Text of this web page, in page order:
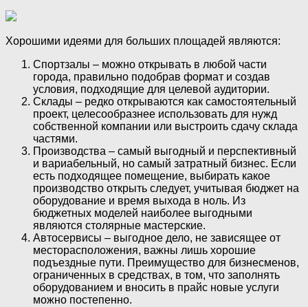
Хорошими идеями для больших площадей являются:
Спортзалы – можно открывать в любой части
города, правильно подобрав формат и создав
условия, подходящие для целевой аудитории.
Склады – редко открываются как самостоятельный
проект, целесообразнее использовать для нужд
собственной компании или выстроить сдачу склада
частями.
Производства – самый выгодный и перспективный
и вариабельный, но самый затратный бизнес. Если
есть подходящее помещение, выбирать какое
производство открыть следует, учитывая бюджет на
оборудование и время выхода в ноль. Из
бюджетных моделей наиболее выгодными
являются столярные мастерские.
Автосервисы – выгодное дело, не зависящее от
месторасположения, важны лишь хорошие
подъездные пути. Преимущество для бизнесменов,
ограниченных в средствах, в том, что заполнять
оборудованием и вносить в прайс новые услуги
можно постепенно.